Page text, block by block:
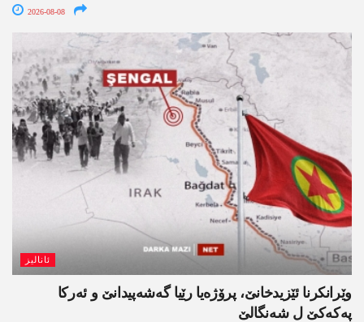
2026-08-08
ئانالیز
وێرانکرنا ئێزیدخانێ، پرۆژەیا رێیا گەشەپیدانێ و ئەرکا
پەکەکێ ل شەنگالێ